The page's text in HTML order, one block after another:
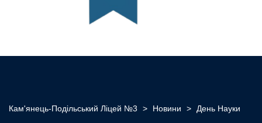
Кам'янець-Подільський Ліцей №3 > Новини > День Науки